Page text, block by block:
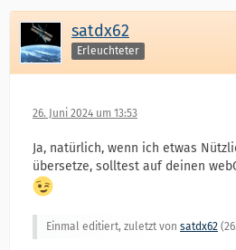
satdx62
Erleuchteter
26. Juni 2024 um 13:53
Ja, natürlich, wenn ich etwas
übersetze, solltest auf deinen
Einmal editiert, zuletzt von satdx62 (